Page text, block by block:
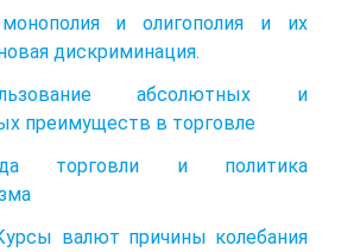
и олигополия и их
дискриминация.
абсолютных и
преимуществ в торговле
торговли и политика
валют причины колебания